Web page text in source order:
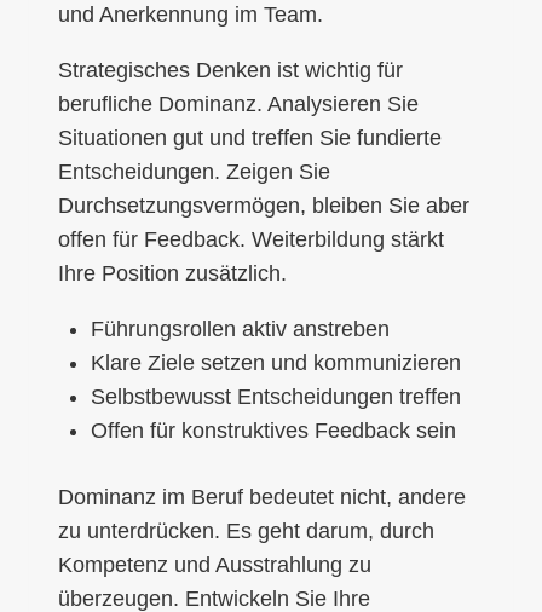
und Anerkennung im Team.
Strategisches Denken ist wichtig für
berufliche Dominanz. Analysieren Sie
Situationen gut und treffen Sie fundierte
Entscheidungen. Zeigen Sie
Durchsetzungsvermögen, bleiben Sie aber
offen für Feedback. Weiterbildung stärkt
Ihre Position zusätzlich.
Führungsrollen aktiv anstreben
Klare Ziele setzen und kommunizieren
Selbstbewusst Entscheidungen treffen
Offen für konstruktives Feedback sein
Dominanz im Beruf bedeutet nicht, andere
zu unterdrücken. Es geht darum, durch
Kompetenz und Ausstrahlung zu
überzeugen. Entwickeln Sie Ihre